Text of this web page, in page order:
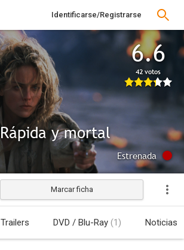
Identificarse/Registrarse
6.6
42 votos
Rápida y mortal
Estrenada
Marcar ficha
Trailers DVD / Blu-Ray (1) Noticias